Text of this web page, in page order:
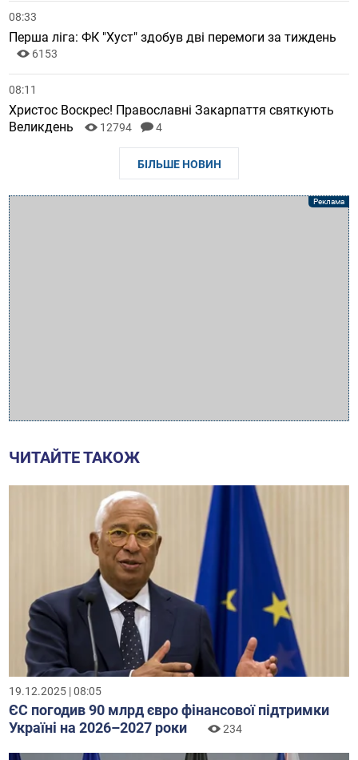
08:33
Перша ліга: ФК "Хуст" здобув дві перемоги за тиждень
6153
08:11
Христос Воскрес! Православні Закарпаття святкують
Великдень
12794 4
БІЛЬШЕ НОВИН
ЧИТАЙТЕ ТАКОЖ
19.12.2025 | 08:05
ЄС погодив 90 млрд євро фінансової підтримки
Україні на 2026–2027 роки
234